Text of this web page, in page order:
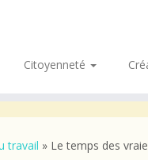
Citoyenneté
travail » Le temps des